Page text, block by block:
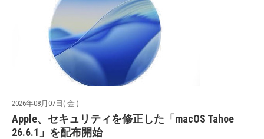
2026年08月07日( 金 )
Apple、セキュリティを修正した「macOS Tahoe
26.6.1」を配布開始